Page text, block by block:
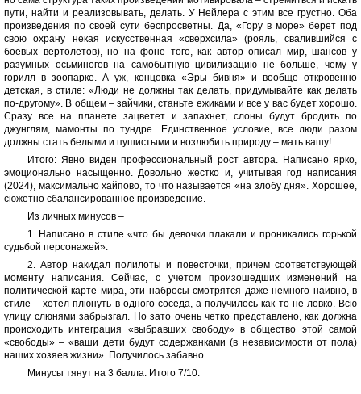
пути, найти и реализовывать, делать. У Нейлера с этим все грустно. Оба
произведения по своей сути беспросветны. Да, «Гору в море» берет под
свою охрану некая искусственная «сверхсила» (рояль, свалившийся с
боевых вертолетов), но на фоне того, как автор описал мир, шансов у
разумных осьминогов на самобытную цивилизацию не больше, чему у
горилл в зоопарке. А уж, концовка «Эры бивня» и вообще откровенно
детская, в стиле: «Люди не должны так делать, придумывайте как делать
по-другому». В общем – зайчики, станьте ежиками и все у вас будет хорошо.
Сразу все на планете зацветет и запахнет, слоны будут бродить по
джунглям, мамонты по тундре. Единственное условие, все люди разом
должны стать белыми и пушистыми и возлюбить природу – мать вашу!
Итого: Явно виден профессиональный рост автора. Написано ярко,
эмоционально насыщенно. Довольно жестко и, учитывая год написания
(2024), максимально хайпово, то что называется «на злобу дня». Хорошее,
сюжетно сбалансированное произведение.
Из личных минусов –
1. Написано в стиле «что бы девочки плакали и проникались горькой
судьбой персонажей».
2. Автор накидал полилоты и повесточки, причем соответствующей
моменту написания. Сейчас, с учетом произошедших изменений на
политической карте мира, эти набросы смотрятся даже немного наивно, в
стиле – хотел плюнуть в одного соседа, а получилось как то не ловко. Всю
улицу слюнями забрызгал. Но зато очень четко представлено, как должна
происходить интеграция «выбравших свободу» в общество этой самой
«свободы» – «ваши дети будут содержанками (в независимости от пола)
наших хозяев жизни». Получилось забавно.
Минусы тянут на 3 балла. Итого 7/10.